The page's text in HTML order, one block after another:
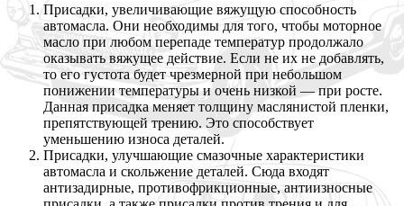
Присадки, увеличивающие вяжущую способность
автомасла. Они необходимы для того, чтобы моторное
масло при любом перепаде температур продолжало
оказывать вяжущее действие. Если не их не добавлять,
то его густота будет чрезмерной при небольшом
понижении температуры и очень низкой — при росте.
Данная присадка меняет толщину маслянистой пленки,
препятствующей трению. Это способствует
уменьшению износа деталей.
Присадки, улучшающие смазочные характеристики
автомасла и скольжение деталей. Сюда входят
антизадирные, противофрикционные, антиизносные